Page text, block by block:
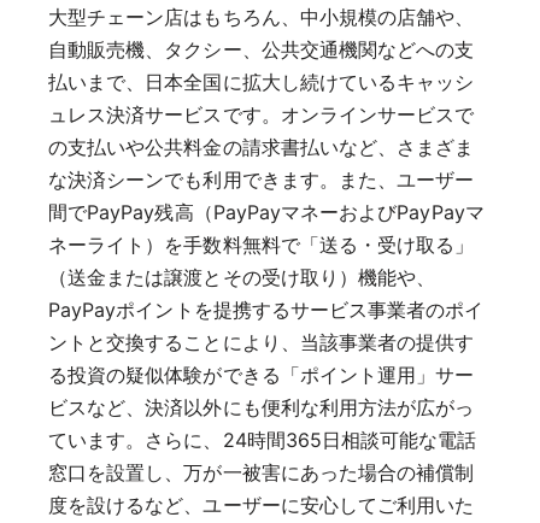
大型チェーン店はもちろん、中小規模の店舗や、
自動販売機、タクシー、公共交通機関などへの支
払いまで、日本全国に拡大し続けているキャッシ
ュレス決済サービスです。オンラインサービスで
の支払いや公共料金の請求書払いなど、さまざま
な決済シーンでも利用できます。また、ユーザー
間でPayPay残高（PayPayマネーおよびPayPayマ
ネーライト）を手数料無料で「送る・受け取る」
（送金または譲渡とその受け取り）機能や、
PayPayポイントを提携するサービス事業者のポイ
ントと交換することにより、当該事業者の提供す
る投資の疑似体験ができる「ポイント運用」サー
ビスなど、決済以外にも便利な利用方法が広がっ
ています。さらに、24時間365日相談可能な電話
窓口を設置し、万が一被害にあった場合の補償制
度を設けるなど、ユーザーに安心してご利用いた